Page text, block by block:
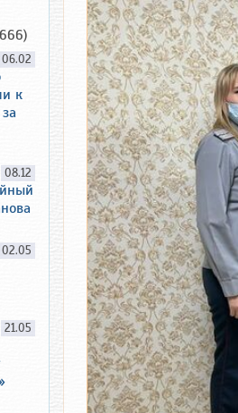
06.02
к
08.12
02.05
21.05